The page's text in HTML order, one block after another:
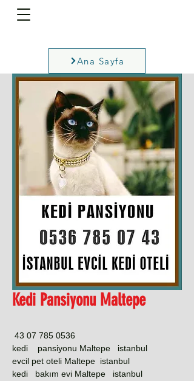
Ana Sayfa
Kedi Pansiyonu Maltepe
0536 785 07 43
kedi pansiyonu Maltepe istanbul
evcil pet oteli Maltepe istanbul
kedi bakım evi Maltepe istanbul